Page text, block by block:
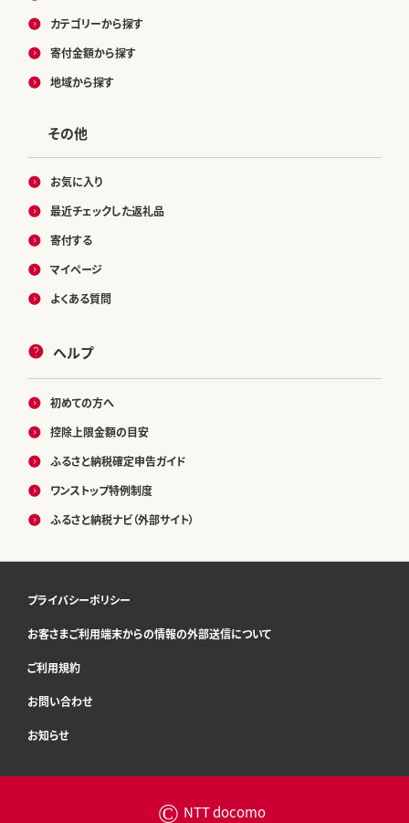
カテゴリーから探す
寄付金額から探す
地域から探す
その他
お気に入り
最近チェックした返礼品
寄付する
マイページ
よくある質問
ヘルプ
初めての方へ
控除上限金額の目安
ふるさと納税確定申告ガイド
ワンストップ特例制度
ふるさと納税ナビ（外部サイト）
プライバシーポリシー
お客さまご利用端末からの情報の外部送信について
ご利用規約
お問い合わせ
お知らせ
© NTT docomo